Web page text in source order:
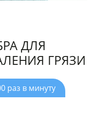
ДЛЯ
ГРЯЗИ
раз в минуту